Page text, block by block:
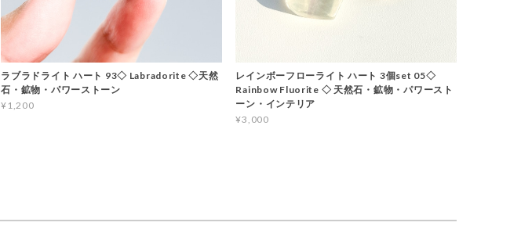
ラブラドライト ハート 93◇ Labradorite ◇天然
石・鉱物・パワーストーン
¥1,200
レインボーフローライト ハート 3個set 05◇
Rainbow Fluorite ◇ 天然石・鉱物・パワースト
ーン・インテリア
¥3,000